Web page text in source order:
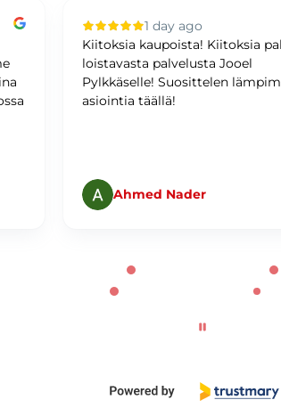
1 day ago
Kiitoksia kaupoista! Kiitoksia
loistavasta palvelusta Jooel
Pylkkäselle! Suosittelen
asiointia täällä!
Ahmed Nader